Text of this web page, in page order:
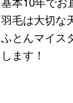
羽毛は大切な
ふとんマイス
します！